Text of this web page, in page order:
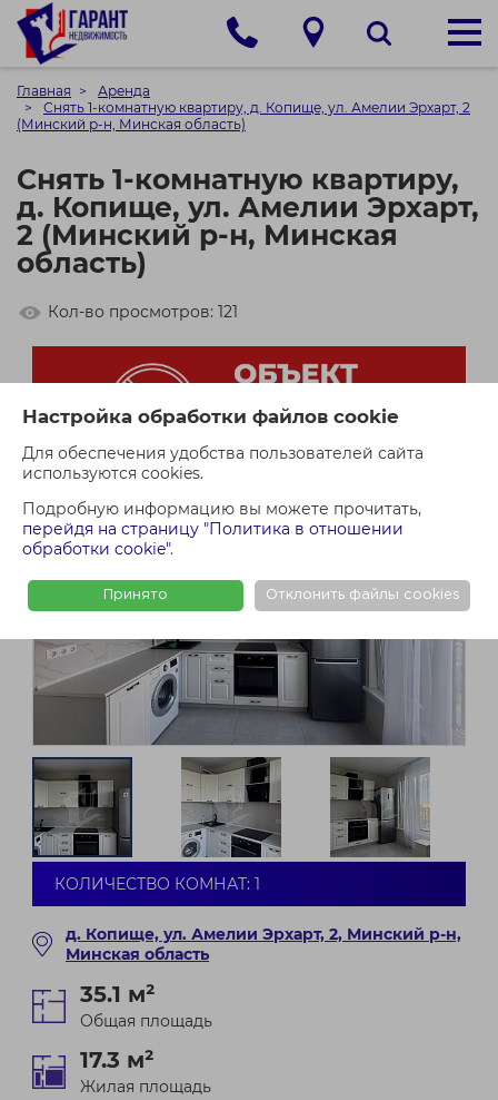
Настройка обработки файлов cookie
Для обеспечения удобства пользователей сайта
используются cookies.
Подробную информацию вы можете прочитать,
перейдя на страницу "Политика в отношении
обработки cookie".
Принято Отклонить файлы cookies
Главная
Аренда
Снять 1-комнатную квартиру, д. Копище, ул. Амелии Эрхарт, 2
(Минский р-н, Минская область)
Снять 1-комнатную квартиру,
д. Копище, ул. Амелии Эрхарт,
2 (Минский р-н, Минская
область)
Кол-во просмотров: 121
КОЛИЧЕСТВО КОМНАТ: 1
д. Копище, ул. Амелии Эрхарт, 2, Минский р-н,
Минская область
35.1 м²
Общая площадь
17.3 м²
Жилая площадь